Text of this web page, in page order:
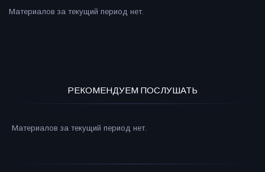
Материалов за текущий период нет.
РЕКОМЕНДУЕМ ПОСЛУШАТЬ
Материалов за текущий период нет.